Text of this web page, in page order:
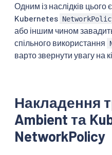
Одним із наслідків
Kubernetes
або іншим чином
спільного використання
варто звернути увагу на
Накладення
Ambient та
NetworkPolicy